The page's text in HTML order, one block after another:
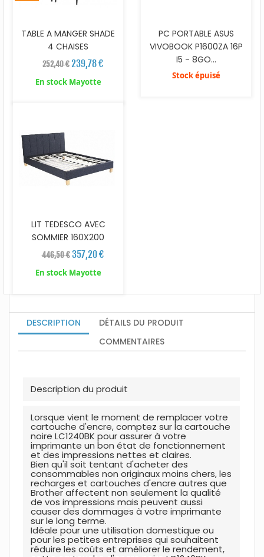
TABLE A MANGER SHADE
4 CHAISES
252,40 € 239,78 €
En stock Mayotte
PC PORTABLE ASUS
VIVOBOOK P1600ZA 16P
I5 - 8GO...
Stock épuisé
LIT TEDESCO AVEC
SOMMIER 160X200
446,50 € 357,20 €
En stock Mayotte
DESCRIPTION
DÉTAILS DU PRODUIT
COMMENTAIRES
Description du produit
Lorsque vient le moment de remplacer votre
cartouche d'encre, comptez sur la cartouche
noire LC1240BK pour assurer à votre
imprimante un bon état de fonctionnement
et des impressions nettes et claires.
Bien qu'il soit tentant d'acheter des
consommables non originaux moins chers, les
recharges et cartouches d'encre autres que
Brother affectent non seulement la qualité
de vos impressions mais peuvent aussi
causer des dommages à votre imprimante
sur le long terme.
Idéale pour une utilisation domestique ou
pour les petites entreprises qui souhaitent
réduire les coûts et améliorer le rendement,